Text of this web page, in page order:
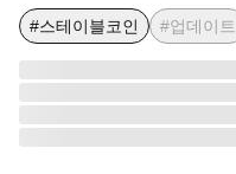
#스테이블코인 #업데이트